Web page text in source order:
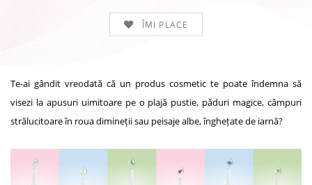
ÎMI PLACE
Te-ai gândit vreodată că un produs cosmetic te poate îndemna să
visezi la apusuri uimitoare pe o plajă pustie, păduri magice, câmpuri
strălucitoare în roua dimineții sau peisaje albe, înghețate de iarnă?